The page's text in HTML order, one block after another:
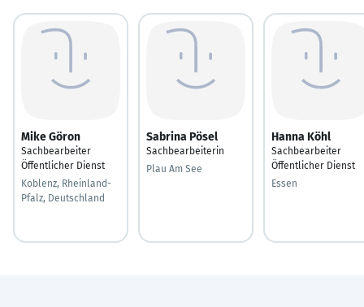
Mike Göron
Sachbearbeiter
Öffentlicher Dienst
Koblenz, Rheinland-
Pfalz, Deutschland
Sabrina Pösel
Sachbearbeiterin
Plau Am See
Hanna Köhl
Sachbearbeiter
Öffentlicher Dienst
Essen